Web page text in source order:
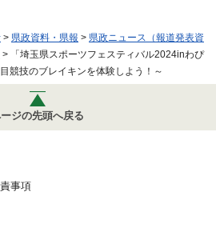
> 県政資料・県報 > 県政ニュース（報道発表資
> 「埼玉県スポーツフェスティバル2024inわぴ
競技のブレイキンを体験しよう！～
ジの先頭へ戻る
事項